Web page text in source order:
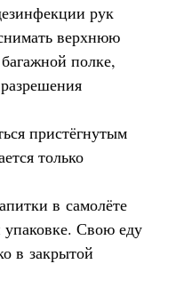
рук
верхнюю
полке,
пристёгнутым
только
в самолёте
Свою еду
в закрытой